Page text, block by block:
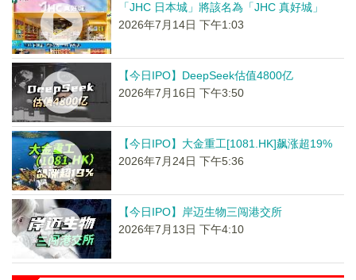
「JHC 日本城」將該名為「JHC 真好城」
2026年7月14日 下午1:03
【今日IPO】DeepSeek估值4800亿
2026年7月16日 下午3:50
【今日IPO】大金重工[1081.HK]飙涨超19%
2026年7月24日 下午5:36
【今日IPO】岸迈生物三闯港交所
2026年7月13日 下午4:10